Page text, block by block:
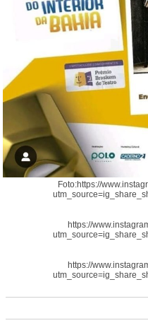
Foto:https://
https://
https://